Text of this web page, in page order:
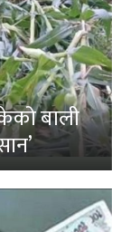
बाली